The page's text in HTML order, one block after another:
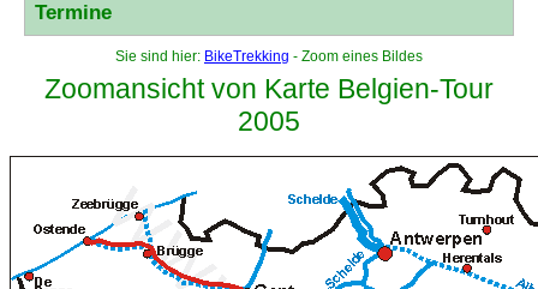
Termine
Sie sind hier: BikeTrekking - Zoom eines Bildes
Zoomansicht von Karte Belgien-Tour
2005